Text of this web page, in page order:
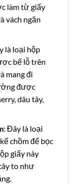
làm từ giấy
vách ngăn
là loại hộp
bế lỗ trên
mang đi
được
dâu tây,
: Đây là loại
chồm để bọc
giấy này
to như